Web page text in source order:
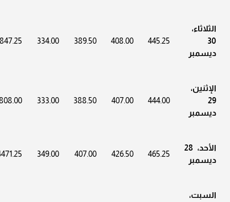
الثلاثاء،
30
ديسمبر
445.25
408.00
389.50
334.00
الإثنين،
29
ديسمبر
444.00
407.00
388.50
333.00
الأحد، 28
ديسمبر
465.25
426.50
407.00
349.00
السبت،